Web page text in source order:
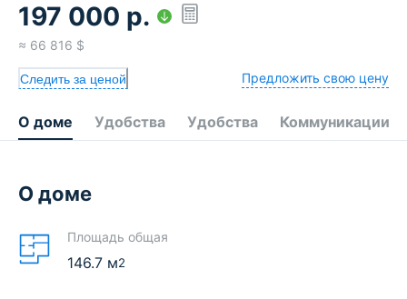
197 000 р.
≈ 66 816 $
Следить за ценой Предложить свою цену
О доме Удобства Удобства Коммуникации
О доме
Площадь общая
146.7 м2